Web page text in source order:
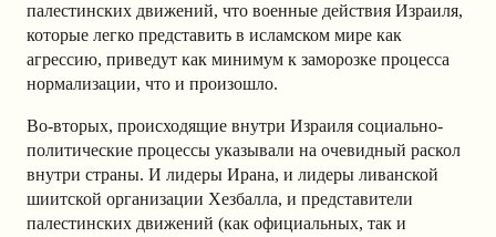
палестинских движений, что военные действия Израиля,
которые легко представить в исламском мире как
агрессию, приведут как минимум к заморозке процесса
нормализации, что и произошло.
Во-вторых, происходящие внутри Израиля социально-
политические процессы указывали на очевидный раскол
внутри страны. И лидеры Ирана, и лидеры ливанской
шиитской организации Хезбалла, и представители
палестинских движений (как официальных, так и